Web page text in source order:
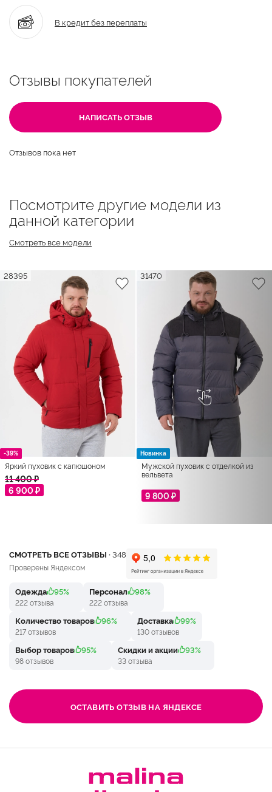
В кредит без переплаты
Отзывы покупателей
НАПИСАТЬ ОТЗЫВ
Отзывов пока нет
Посмотрите другие модели из
данной категории
Смотреть все модели
-39%
28395
Яркий пуховик с капюшоном
11 400 ₽
6 900 ₽
Новинка
31470
Мужской пуховик с отделкой из
вельвета
9 800 ₽
СМОТРЕТЬ ВСЕ ОТЗЫВЫ ·348
Проверены Яндексом
Одежда 95%
222 отзыва
Персонал 98%
222 отзыва
Количество товаров 96%
217 отзывов
Доставка 99%
130 отзывов
Выбор товаров 95%
98 отзывов
Скидки и акции 93%
33 отзыва
ОСТАВИТЬ ОТЗЫВ НА ЯНДЕКСЕ